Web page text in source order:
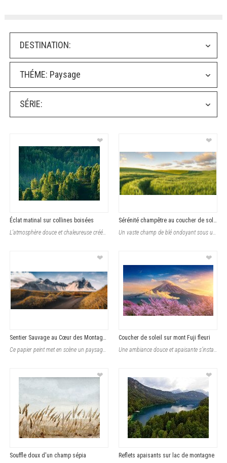
DESTINATION:
THÉME: Paysage
SÉRIE:
❤
Éclat matinal sur collines boisées
L’atmosphère douce et chaleureuse créée par la lumière du soleil enveloppe
❤
Sérénité champêtre au coucher de soleil
Un vaste champ de blé ondoyant sous un ciel partiellement nuageux compose cette
❤
Sentier Sauvage au Cœur des Montagnes
Ce papier peint met en scène un paysage naturel captivant, où un sentier sinue
❤
Coucher de soleil sur mont Fuji fleuri
Une ambiance douce et apaisante s'installe grâce à ce papier peint qui capture
❤
Souffle doux d'un champ sépia
❤
Reflets apaisants sur lac de montagne